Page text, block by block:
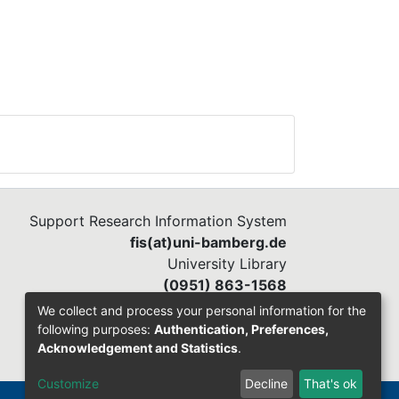
Support Research Information System
fis(at)uni-bamberg.de
University Library
(0951) 863-1568
We collect and process your personal information for the
following purposes: Authentication, Preferences,
Acknowledgement and Statistics.
Customize Decline That's ok